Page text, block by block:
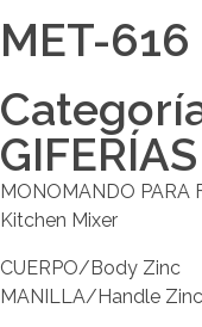
MET-616
MONOMANDO PARA
Kitchen Mixer
CUERPO/Body Zinc
MANILLA/Handle Zinc